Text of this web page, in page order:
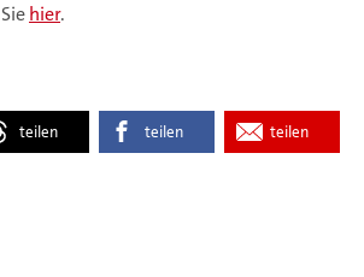
hier.
teilen teilen teilen